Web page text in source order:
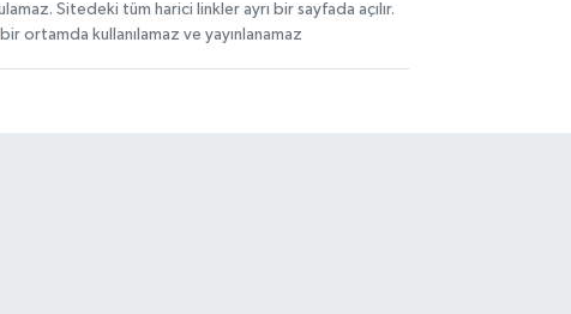
Sitedeki tüm harici linkler ayrı bir sayfada açılır.
ortamda kullanılamaz ve yayınlanamaz